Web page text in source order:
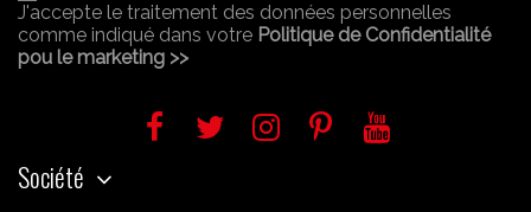
J'accepte le traitement des données personnelles
comme indiqué dans votre Politique de Confidentialité
pou le marketing >>
Société